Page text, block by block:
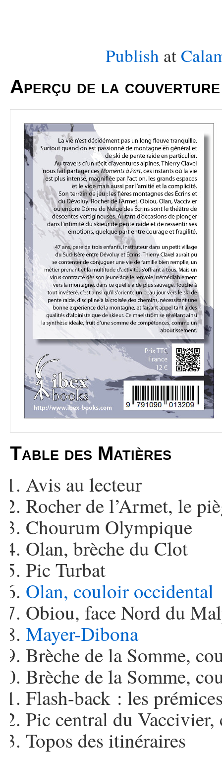
Publish at
Aperçu de la couverture
Table des Matières
Avis au lecteur
Rocher de l’Armet, le
Chourum Olympique
Olan, brèche du Clot
Pic Turbat
Olan, couloir occidental
Obiou, face Nord du
Mayer-Dibona
Brèche de la Somme,
Brèche de la Somme,
Flash-back : les
Pic central du
Topos des itinéraires